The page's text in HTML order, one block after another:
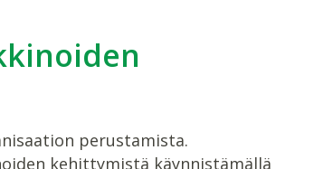
perustamista.
kehittymistä käynnistämällä